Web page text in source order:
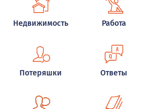
Недвижимость Работа
Потеряшки Ответы